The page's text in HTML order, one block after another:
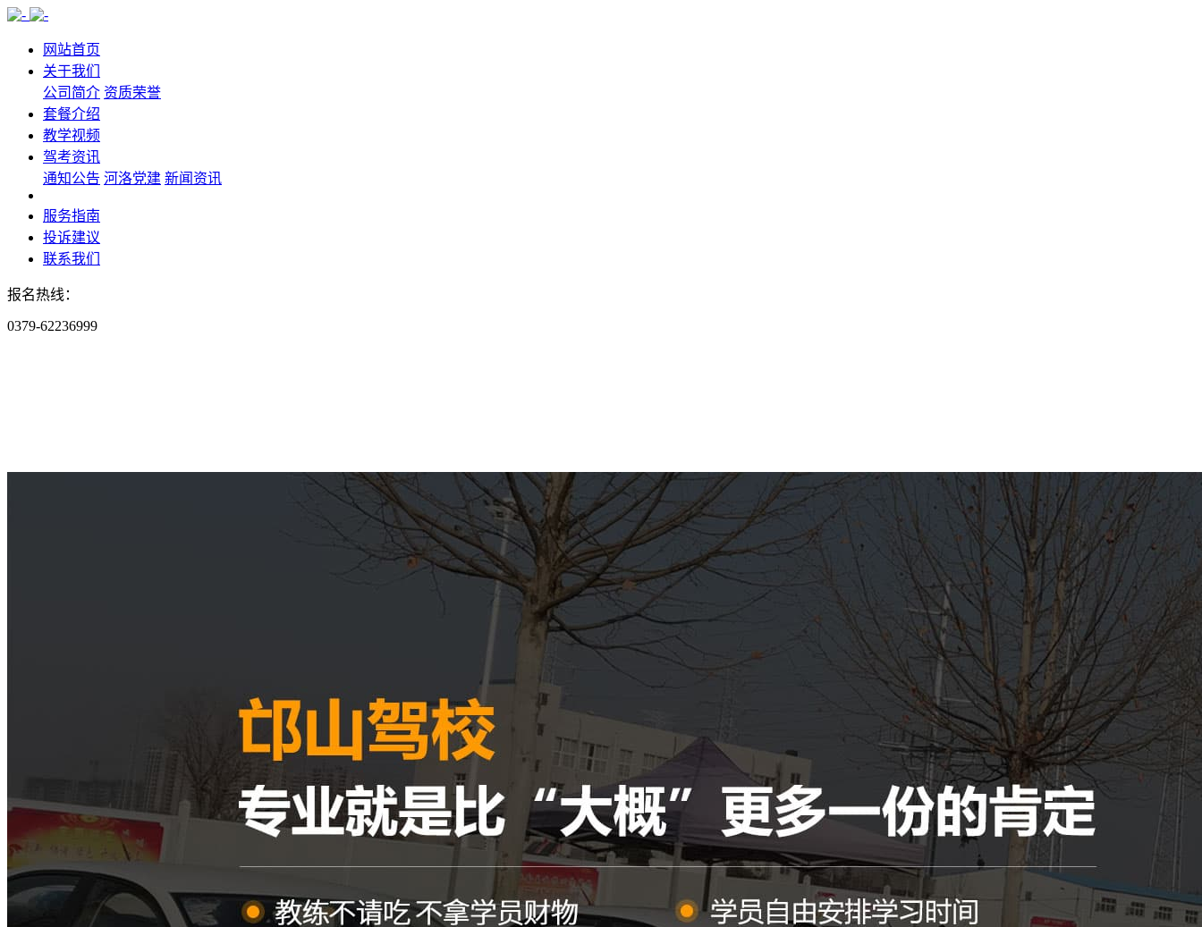
网站首页
关于我们
公司简介 资质荣誉
套餐介绍
教学视频
驾考资讯
通知公告 河洛党建 新闻资讯
服务指南
投诉建议
联系我们
报名热线：
0379-62236999